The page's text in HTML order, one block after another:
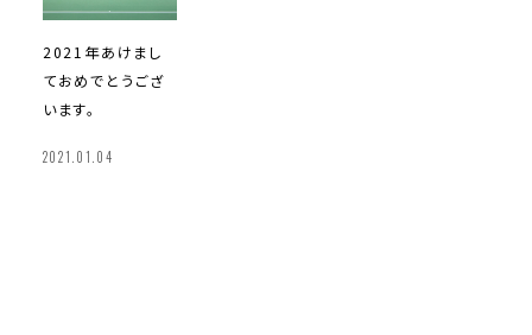
2021年あけまし
ておめでとうござ
います。
2021.01.04